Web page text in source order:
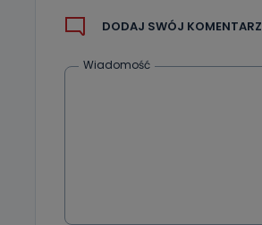
DODAJ SWÓJ KOMENTARZ
Wiadomość